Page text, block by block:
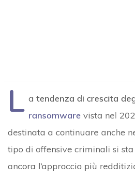
L a tendenza di crescita
ransomware vista nel
destinata a continuare anche
tipo di offensive criminali si
ancora l’approccio più